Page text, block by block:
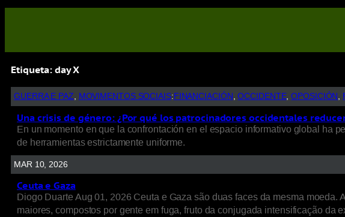
Etiqueta:day X
GUERRA E PAZ, MOVIMENTOS SOCIAIS: FINANCIACIÓN , OCCIDENTE, OPOSICIÓN ,
Una crisis de género: ¿Por qué los patrocinadores occidentales
En un momento en que la confrontación en el espacio informativo global ha
de herramientas estrictamente uniforme.
MAR 10, 2026
Ceuta e Gaza
Diogo Duarte Aug 01, 2026 Ceuta e Gaza são duas faces da mesma
maiores, compostos por gente em fuga, fruto da conjugada intensificação